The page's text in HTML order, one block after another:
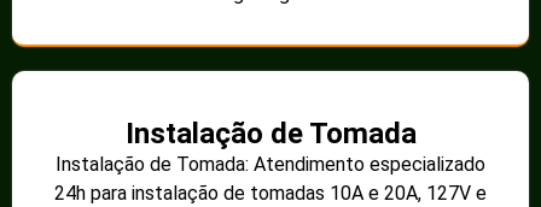
Instalação de Tomada
Instalação de Tomada: Atendimento especializado
24h para instalação de tomadas 10A e 20A, 127V e